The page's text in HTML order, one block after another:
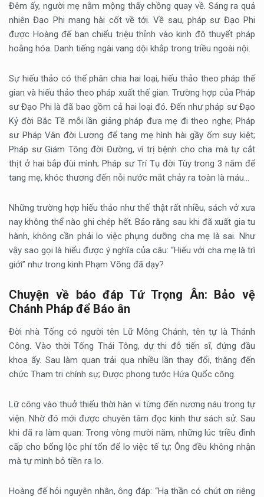
Đêm ấy, người mẹ nằm mộng thấy chồng quay về. Sáng ra quả
nhiên Đạo Phi mang hài cốt về tới. Về sau, pháp sư Đạo Phi
được Hoàng đế ban chiếu triệu thỉnh vào kinh đô thuyết pháp
hoằng hóa. Danh tiếng ngài vang dội khắp trong triều ngoài nội.
Sự hiếu thảo có thể phân chia hai loại, hiếu thảo theo pháp thế
gian và hiếu thảo theo pháp xuất thế gian. Trường hợp của Pháp
sư Đạo Phi là đã bao gồm cả hai loại đó. Đến như pháp sư Đạo
Kỷ đời Bắc Tề mỗi lần giảng pháp đưa mẹ đi theo nghe; Pháp
sư Pháp Vân đời Lương để tang mẹ hình hài gầy ốm suy kiệt;
Pháp sư Giám Tông đời Đường, vì trị bệnh cho cha mà tự cắt
thịt ở hai bắp đùi mình; Pháp sư Trí Tụ đời Tùy trong 3 năm để
tang mẹ, khóc thương đến nỗi nước mắt chảy ra toàn là máu…
Những trường hợp hiếu thảo như thế thật rất nhiều, sách vở xưa
nay không thể nào ghi chép hết. Bảo rằng sau khi đã xuất gia tu
hành, không cần phải lo việc phụng dưỡng cha mẹ là sai. Như
vậy sao gọi là hiểu được ý nghĩa của câu: “Hiếu với cha mẹ là trì
giới” như trong kinh Phạm Võng đã dạy?
Chuyện về báo đáp Tứ Trọng Ân: Bảo vệ
Chánh Pháp để Báo ân
Đời nhà Tống có người tên Lữ Mông Chánh, tên tự là Thánh
Công. Vào thời Tống Thái Tông, dự thi đỗ tiến sĩ, đứng đầu
khoa ấy. Sau làm quan trải qua nhiều lần thay đổi, thăng đến
chức Tham tri chính sự; Được phong tước Hứa Quốc công.
Lữ công vào thuở thiếu thời hàn vi từng đến nương náu trong tự
viện. Nhờ đó mới được chuyên tâm đọc kinh thư sách sử. Sau
khi đã ra làm quan: Trong vòng mười năm, những lúc triều đình
cấp cho bổng lộc phí tổn để lo việc tế tự; Ông đều không nhận
mà tự mình bỏ tiền ra lo.
Hoàng đế hỏi nguyên nhân, ông đáp: “Hạ thần có chút ơn riêng